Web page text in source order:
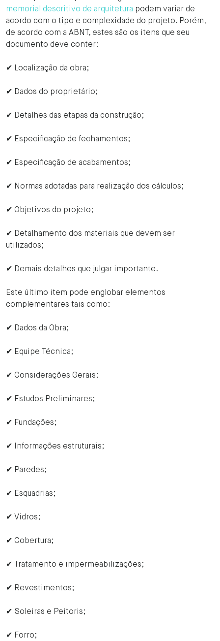
memorial descritivo de arquitetura podem variar de
acordo com o tipo e complexidade do projeto. Porém,
de acordo com a ABNT, estes são os itens que seu
documento deve conter:
✔ Localização da obra;
✔ Dados do proprietário;
✔ Detalhes das etapas da construção;
✔ Especificação de fechamentos;
✔ Especificação de acabamentos;
✔ Normas adotadas para realização dos cálculos;
✔ Objetivos do projeto;
✔ Detalhamento dos materiais que devem ser
utilizados;
✔ Demais detalhes que julgar importante.
Este último item pode englobar elementos
complementares tais como:
✔ Dados da Obra;
✔ Equipe Técnica;
✔ Considerações Gerais;
✔ Estudos Preliminares;
✔ Fundações;
✔ Informações estruturais;
✔ Paredes;
✔ Esquadrias;
✔ Vidros;
✔ Cobertura;
✔ Tratamento e impermeabilizações;
✔ Revestimentos;
✔ Soleiras e Peitoris;
✔ Forro;